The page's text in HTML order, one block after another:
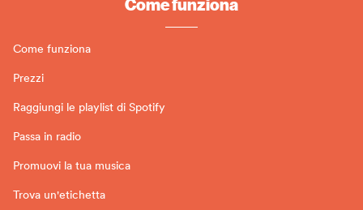
Come funziona
Prezzi
Raggiungi le playlist di Spotify
Passa in radio
Promuovi la tua musica
Trova un'etichetta